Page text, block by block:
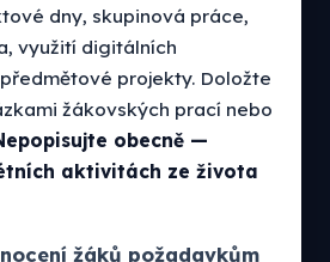
dny, skupinová práce,
využití digitálních
projekty. Doložte
žákovských prací nebo
obecně —
aktivitách ze života
žáků požadavkům